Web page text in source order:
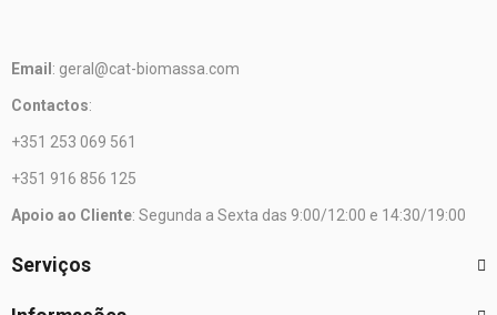
Email : geral@cat-biomassa.com
Contactos:
+351 253 069 561
+351 916 856 125
Apoio ao Cliente: Segunda a Sexta das 9:00/12:00 e 14:30/19:00
Serviços